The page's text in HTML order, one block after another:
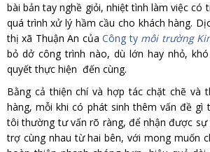
bài bản tay nghề giỏi, nhiệt tình làm việc có
quá trình xử lý hầm cầu cho khách hàng.
thị xã Thuận An củaCông ty môi trường
bỏ dở công trình nào, dù lớn hay nhỏ,
quyết thực hiện đến cùng.
Bằng cả thiện chí và hợp tác chặt chẽ và
hàng, mỗi khi có phát sinh thêm vấn đề gì
tôi thường tư vấn rõ ràng, để nhận được sự
trợ cùng nhau từ hai bên, với mong muốn